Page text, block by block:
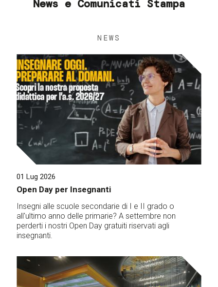
News e Comunicati Stampa
NEWS
01 Lug 2026
Open Day per Insegnanti
Insegni alle scuole secondarie di I e II grado o
all'ultimo anno delle primarie? A settembre non
perderti i nostri Open Day gratuiti riservati agli
insegnanti.